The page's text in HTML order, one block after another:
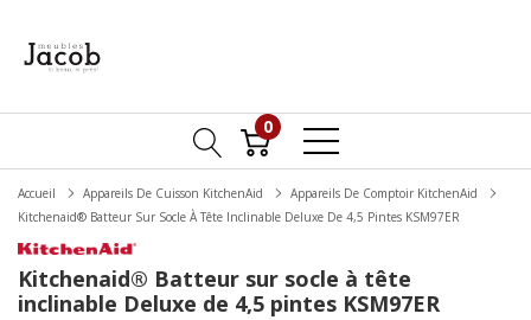
0
Accueil Appareils De Cuisson KitchenAid
Appareils De Comptoir KitchenAid
Kitchenaid® Batteur Sur Socle À Tête Inclinable Deluxe De 4,5 Pintes KSM97ER
Kitchenaid® Batteur sur socle à tête
inclinable Deluxe de 4,5 pintes KSM97ER